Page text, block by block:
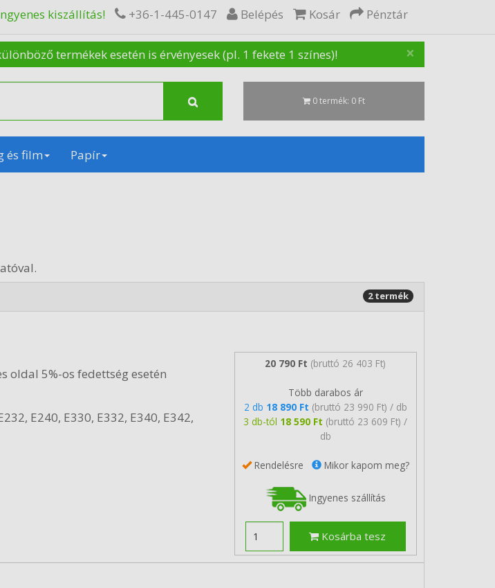
kiszállítás! +36-1-445-0147 Belépés Kosár Pénztár
×
termékek esetén is érvényesek (pl. 1 fekete 1 színes)!
0 termék: 0 Ft
és film Papír
2 termék
oldal 5%-os fedettség esetén
E240, E330, E332, E340, E342,
20 790 Ft (bruttó 26 403 Ft)
Több darabos ár
2 db 18 890 Ft (bruttó 23 990 Ft) / db
3 db-tól 18 590 Ft (bruttó 23 609 Ft) /
db
Rendelésre Mikor kapom meg?
Ingyenes szállítás
Kosárba tesz